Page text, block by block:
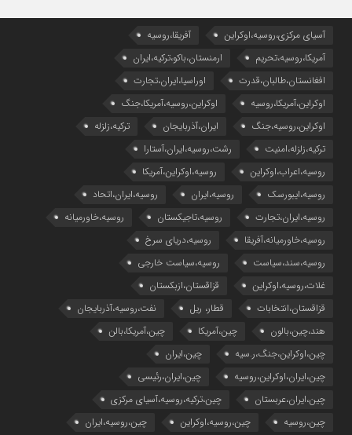
آسیای مرکزی،روسیه،اوکراین
آفریقا،روسیه
آمریکا،روسیه،تحریم
ارمنستان،باکو،ترکیه،ایران
افغانستان،طالبان،قدرت
اوراسیا،ایران،تجارت
اوکراین،آمریکا،روسیه
اوکراین،روسیه،آمریکا،جنگ
اوکراین،روسیه،جنگ
ایران،آذربایجان
ترکیه،زلزله
ترکیه،زلزله،امنیت
رشت،روسیه،ایران،آستارا
روسیه،اعراب،اوکراین
روسیه،اوکراین،آمریکا
روسیه،ایبورسک
روسیه،ایران
روسیه،ایران،اتحاد
روسیه،ایران،تجارت
روسیه،تاجیکستان
روسیه،خاورمیانه
روسیه،خاورمیانه،آفریقا
روسیه،دریای سرخ
روسیه،سند،سیاست
روسیه،سیاست خارجی
غلات،روسیه،اوکراین
قزاقستان،ازبکستان
قزاقستان،انتخابات
قطار، ریل
نفت،روسیه،آذربایجان
هند،چین،بالون
چین،آمریکا
چین،آمریکا،بالن
چین،اوکراین،جنگ،ر.سیه
چین،ایران
چین،ایران،اوکراین،روسیه
چین،ایران،رئیسی
چین،ایران،عربستان
چین،ترکیه،روسیه،آسیای مرکزی
چین،روسیه
چین،روسیه،اوکراین چین،روسیه،ایران